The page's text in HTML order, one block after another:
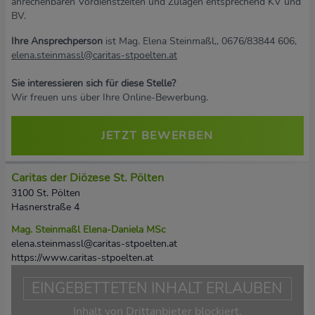
BV.
Ihre Ansprechperson ist Mag. Elena Steinmaßl,, 0676/83844 606,
elena.steinmassl@caritas-stpoelten.at
Sie interessieren sich für diese Stelle?
Wir freuen uns über Ihre Online-Bewerbung.
JETZT BEWERBEN
Caritas der Diözese St. Pölten
3100 St. Pölten
Hasnerstraße 4
Mag. Steinmaßl Elena-Daniela MSc
elena.steinmassl@caritas-stpoelten.at
https://www.caritas-stpoelten.at
EINGEBETTETEN INHALT ERLAUBEN
Inhalt von Drittanbieter blockiert.